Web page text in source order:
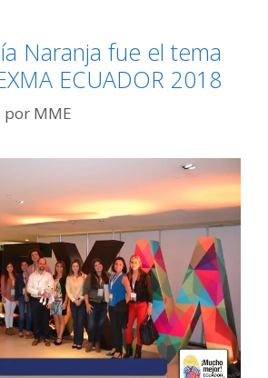
Naranja fue el tema
ECUADOR 2018
por MME